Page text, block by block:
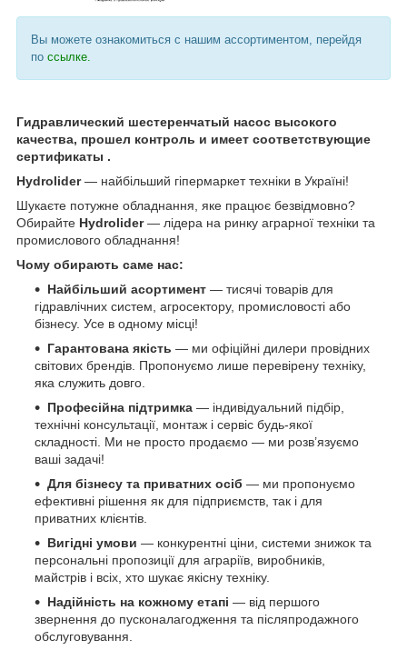
Вы можете ознакомиться с нашим ассортиментом, перейдя
по ссылке.
Гидравлический шестеренчатый насос высокого
качества, прошел контроль и имеет соответствующие
сертификаты .
Hydrolider— найбільший гіпермаркет техніки в Україні!
Шукаєте потужне обладнання, яке працює безвідмовно?
Обирайте Hydrolider— лідера на ринку аграрної техніки та
промислового обладнання!
Чому обирають саме нас:
Найбільший асортимент — тисячі товарів для
гідравлічних систем, агросектору, промисловості або
бізнесу. Усе в одному місці!
Гарантована якість — ми офіційні дилери провідних
світових брендів. Пропонуємо лише перевірену техніку,
яка служить довго.
Професійна підтримка — індивідуальний підбір,
технічні консультації, монтаж і сервіс будь-якої
складності. Ми не просто продаємо — ми розв’язуємо
ваші задачі!
Для бізнесу та приватних осіб — ми пропонуємо
ефективні рішення як для підприємств, так і для
приватних клієнтів.
Вигідні умови — конкурентні ціни, системи знижок та
персональні пропозиції для аграріїв, виробників,
майстрів і всіх, хто шукає якісну техніку.
Надійність на кожному етапі — від першого
звернення до пусконалагодження та післяпродажного
обслуговування.